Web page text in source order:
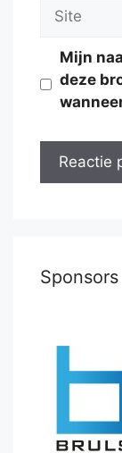
Site
Mijn
deze
Sponsors